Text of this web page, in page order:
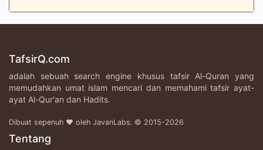
TafsirQ.com
adalah sebuah search engine khusus tafsir Al-Quran yang
memudahkan umat islam mencari dan memahami tafsir ayat-
ayat Al-Qur'an dan Hadits.
Dibuat sepenuh ♥ oleh JavanLabs. © 2015-2026
Tentang